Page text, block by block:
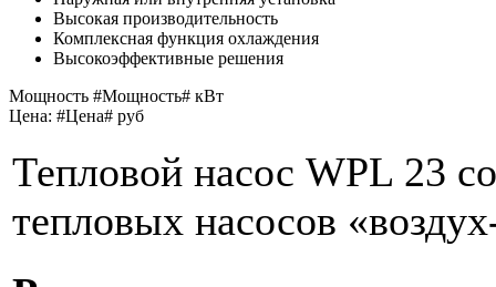
Высокая производительность
Комплексная функция охлаждения
Высокоэффективные решения
Мощность #Мощность# кВт
Цена: #Цена# руб
Тепловой насос WPL 23
тепловых насосов